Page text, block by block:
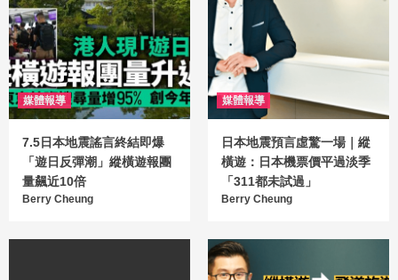
媒體報導
7.5日本地震謠言終結即爆
「遊日反彈潮」縱橫遊報團
量飆近10倍
Berry Cheung
媒體報導
日本地震預言虛驚一場｜縱
橫遊：日本機票價平過淡季
「311都未試過」
Berry Cheung